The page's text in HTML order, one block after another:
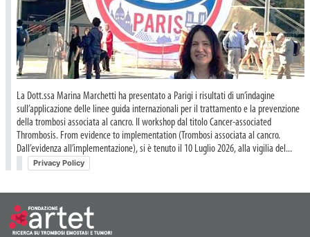
La Dott.ssa Marina Marchetti ha presentato a Parigi i risultati di un’indagine
sull’applicazione delle linee guida internazionali per il trattamento e la prevenzione
della trombosi associata al cancro. Il workshop dal titolo Cancer-associated
Thrombosis. From evidence to implementation (Trombosi associata al cancro.
Dall’evidenza all’implementazione), si è tenuto il 10 Luglio 2026, alla vigilia del...
Privacy Policy